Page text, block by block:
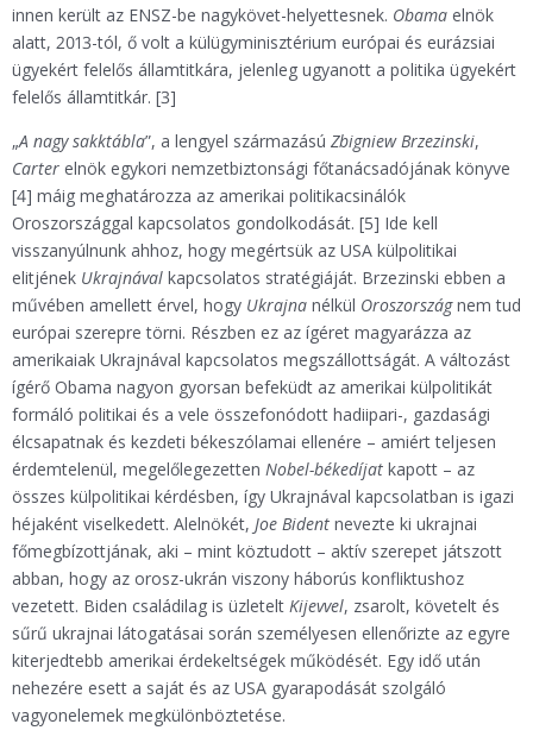
innen került az ENSZ-be nagykövet-helyettesnek. Obama elnök
alatt, 2013-tól, ő volt a külügyminisztérium európai és eurázsiai
ügyekért felelős államtitkára, jelenleg ugyanott a politika ügyekért
felelős államtitkár. [3]
„A nagy sakktábla”, a lengyel származású Zbigniew Brzezinski,
Carter elnök egykori nemzetbiztonsági főtanácsadójának könyve
[4] máig meghatározza az amerikai politikacsinálók
Oroszországgal kapcsolatos gondolkodását. [5] Ide kell
visszanyúlnunk ahhoz, hogy megértsük az USA külpolitikai
elitjének Ukrajnával kapcsolatos stratégiáját. Brzezinski ebben a
művében amellett érvel, hogy Ukrajna nélkül Oroszországnem tud
európai szerepre törni. Részben ez az ígéret magyarázza az
amerikaiak Ukrajnával kapcsolatos megszállottságát. A változást
ígérő Obama nagyon gyorsan befeküdt az amerikai külpolitikát
formáló politikai és a vele összefonódott hadiipari-, gazdasági
élcsapatnak és kezdeti békeszólamai ellenére – amiért teljesen
érdemtelenül, megelőlegezetten Nobel-békedíjat kapott – az
összes külpolitikai kérdésben, így Ukrajnával kapcsolatban is igazi
héjaként viselkedett. Alelnökét, Joe Bident nevezte ki ukrajnai
főmegbízottjának, aki – mint köztudott – aktív szerepet játszott
abban, hogy az orosz-ukrán viszony háborús konfliktushoz
vezetett. Biden családilag is üzletelt Kijevvel, zsarolt, követelt és
sűrű ukrajnai látogatásai során személyesen ellenőrizte az egyre
kiterjedtebb amerikai érdekeltségek működését. Egy idő után
nehezére esett a saját és az USA gyarapodását szolgáló
vagyonelemek megkülönböztetése.